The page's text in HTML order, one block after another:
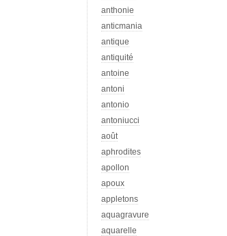
anthonie
anticmania
antique
antiquité
antoine
antoni
antonio
antoniucci
août
aphrodites
apollon
apoux
appletons
aquagravure
aquarelle